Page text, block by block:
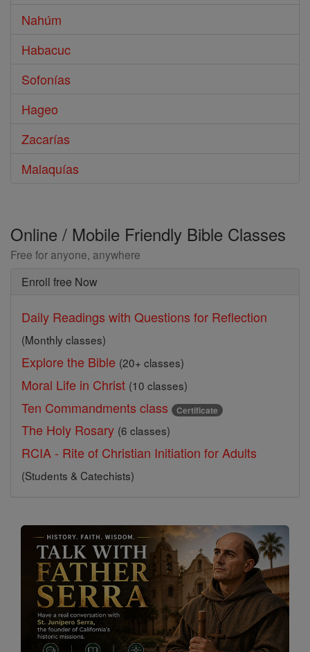
Nahúm
Habacuc
Sofonías
Hageo
Zacarías
Malaquías
Online / Mobile Friendly Bible Classes
Free for anyone, anywhere
Enroll free Now
Daily Readings with Questions for Reflection
(Monthly classes)
Explore the Bible (20+ classes)
Moral Life in Christ (10 classes)
Ten Commandments class Certificate
The Holy Rosary (6 classes)
RCIA - Rite of Christian Initiation for Adults
(Students & Catechists)